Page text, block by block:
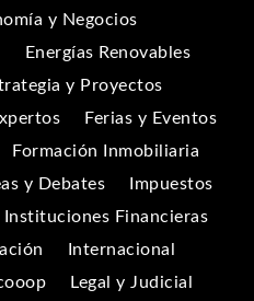
y Negocios
Energías Renovables
y Proyectos
Ferias y Eventos
Formación Inmobiliaria
y Debates
Impuestos
Instituciones Financieras
Internacional
Legal y Judicial